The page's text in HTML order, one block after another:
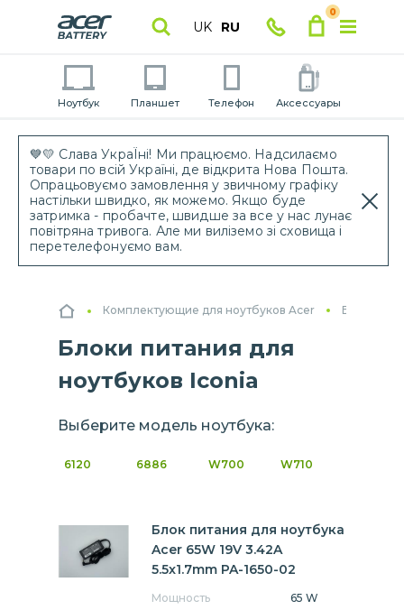
💙💛 Слава УкраЇні! Ми працюємо. Надсилаємо
товари по всій Україні, де відкрита Нова Пошта.
Опрацьовуємо замовлення у звичному графіку
настільки швидко, як можемо. Якщо буде
затримка - пробачте, швидше за все у нас лунає
повітряна тривога. Але ми виліземо зі сховища і
перетелефонуємо вам.
UK RU
0
Ноутбук Планшет Телефон Аксессуары
Комплектующие для ноутбуков Acer Блоки
Блоки питания для
ноутбуков Iconia
Выберите модель ноутбука:
6120 6886 W700 W710
Блок питания для ноутбука
Acer 65W 19V 3.42A
5.5x1.7mm PA-1650-02
Мощность
65 W